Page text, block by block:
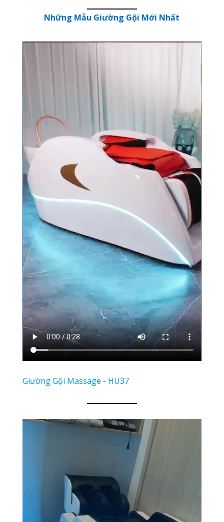
Những Mẫu Giường Gội Mới Nhất
Giường Gội Massage - HU37